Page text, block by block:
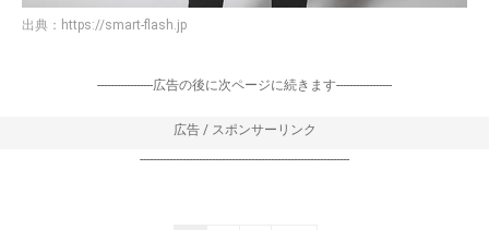
出典： https://smart-flash.jp
-----------------広告の後に次ページに続きます-----------------
広告 / スポンサーリンク
----------------------------------------------------------------